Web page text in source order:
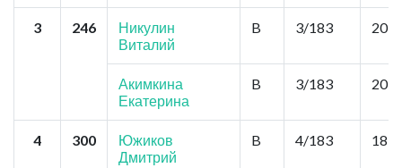
3 246
Никулин
Виталий
B 3/183 20,8
Акимкина
Екатерина
B 3/183 20,8
4 300
Южиков
Дмитрий
B 4/183 18,2